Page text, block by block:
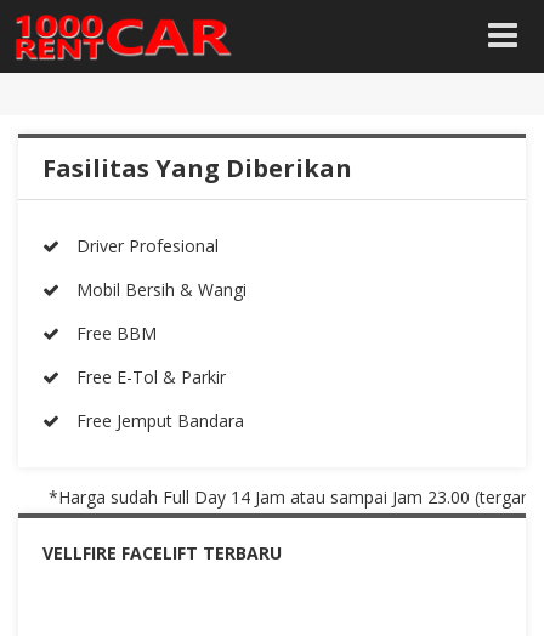
Fasilitas Yang Diberikan
Driver Profesional
Mobil Bersih & Wangi
Free BBM
Free E-Tol & Parkir
Free Jemput Bandara
*Harga sudah Full Day 14 Jam atau sampai Jam 23.00
VELLFIRE FACELIFT TERBARU